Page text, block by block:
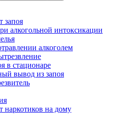
запоя
алкогольной интоксикации
алкоголем
в стационаре
вывод из запоя
наркотиков на дому